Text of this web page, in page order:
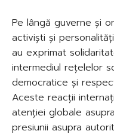
Pe lângă guverne și
activiști și
au exprimat
intermediul rețelelor
democratice și
Aceste reacții
atenției globale
presiunii asupra